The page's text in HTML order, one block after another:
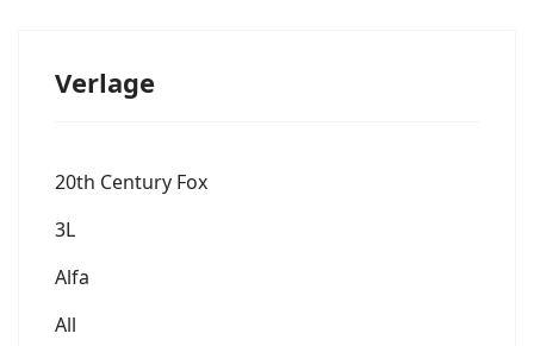
Verlage
20th Century Fox
3L
Alfa
All